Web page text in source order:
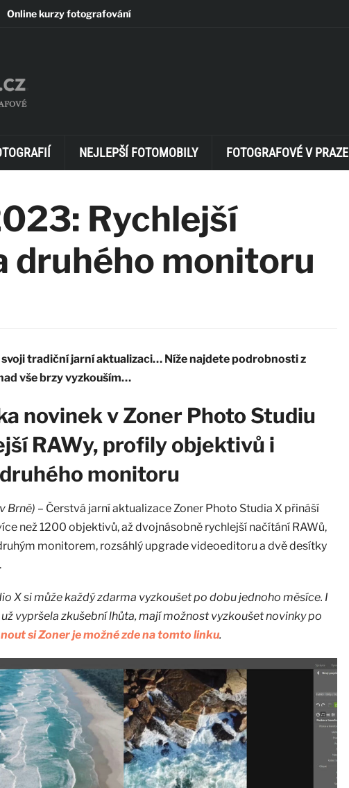
Online kurzy fotografování
NEJLEPŠÍ FOTOMOBILY FOTOGRAFOVÉ V PRAZE
Rychlejší
druhého monitoru
tradiční jarní aktualizaci… Níže najdete podrobnosti z
vše brzy vyzkouším…
novinek v Zoner Photo Studiu
RAWy, profily objektivů i
monitoru
Brně) – Čerstvá jarní aktualizace Zoner Photo Studia X přináší
než 1200 objektivů, až dvojnásobně rychlejší načítání RAWů,
monitorem, rozsáhlý upgrade videoeditoru a dvě desítky
X si může každý zdarma vyzkoušet po dobu jednoho měsíce. I
vypršela zkušební lhůta, mají možnost vyzkoušet novinky po
si Zoner je možné zde na tomto linku.